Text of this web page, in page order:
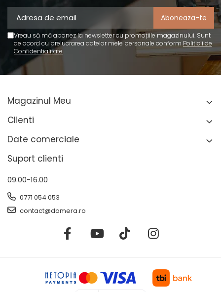
Vreau să mă abonez la newsletter cu promoțiile magazinului. Sunt
de acord cu prelucrarea datelor mele personale conform Politicii de
Confidentialitate
Magazinul Meu
Clienti
Date comerciale
Suport clienti
09.00-16.00
0771 054 053
contact@domera.ro